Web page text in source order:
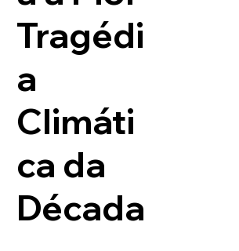
Tragédi
a
Climáti
ca da
Década